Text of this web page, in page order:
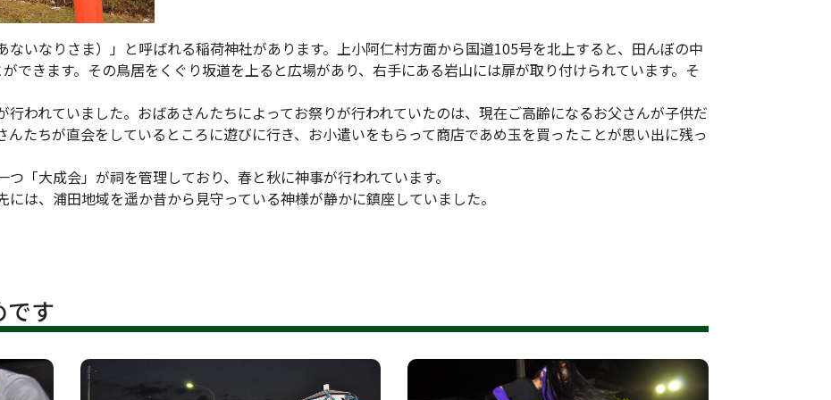
いなりさま）」と呼ばれる稲荷神社があります。上小阿仁村方面から国道105号を北上すると、田んぼの中
できます。その鳥居をくぐり坂道を上ると広場があり、右手にある岩山には扉が取り付けられています。そ
われていました。おばあさんたちによってお祭りが行われていたのは、現在ご高齢になるお父さんが子供だ
んたちが直会をしているところに遊びに行き、お小遣いをもらって商店であめ玉を買ったことが思い出に残っ
「大成会」が祠を管理しており、春と秋に神事が行われています。
は、浦田地域を遥か昔から見守っている神様が静かに鎮座していました。
です